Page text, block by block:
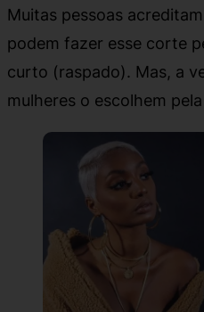
Muitas pessoas
podem fazer esse corte
curto (raspado). Mas, a
mulheres o escolhem